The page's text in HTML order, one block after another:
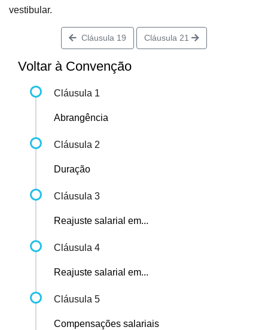
vestibular.
Cláusula 19 Cláusula 21
Voltar à Convenção
Cláusula 1
Abrangência
Cláusula 2
Duração
Cláusula 3
Reajuste salarial em...
Cláusula 4
Reajuste salarial em...
Cláusula 5
Compensações salariais